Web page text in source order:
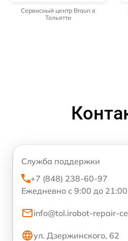
Сервисный центр Braun в
Тольятти
Служба поддержки
+7 (848) 238-60-97
Ежедневно с 9:00 до 21:00
info@tol.irobot-repair-
ул. Дзержинского, 62